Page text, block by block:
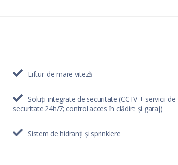
Lifturi de mare viteză
Soluții integrate de securitate (CCTV + servicii de
securitate 24h/7; control acces în clădire și garaj)
Sistem de hidranți și sprinklere